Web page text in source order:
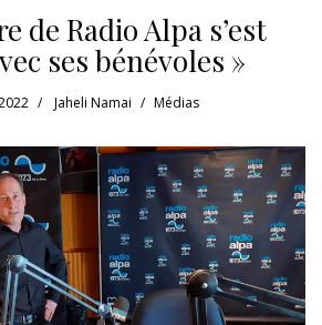
de Radio Alpa s’est
ses bénévoles »
Jaheli Namai Médias